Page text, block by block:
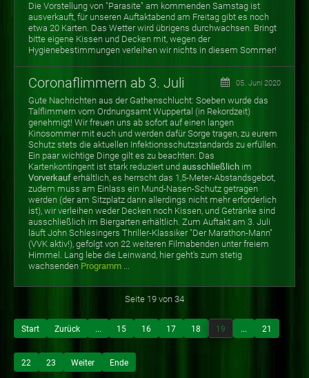
Die Vorstellung von "Parasite" am kommenden Samstag ist
ausverkauft, für unseren Auftaktabend am Freitag gibt es noch
etwa 20 Karten. Das Wetter wird übrigens durchwachsen. Bringt
bitte eigene Kissen und Decken mit, wegen der
Hygienebestimmungen verleihen wir nichts in diesem Sommer!
Coronaflimmern ab 3. Juli 05. Juni 2020
Gute Nachrichten aus der Gathenschlucht: Soeben wurde das
Talflimmern vom Ordnungsamt Wuppertal (in Rekordzeit)
genehmigt! Wir freuen uns ab sofort auf einen langen
Kinosommer mit euch und werden dafür Sorge tragen, zu eurem
Schutz stets die aktuellen Infektionsschutzstandards zu erfüllen.
Ein paar wichtige Dinge gilt es zu beachten: Das
Kartenkontingent ist stark reduziert und ausschließlich im
Vorverkauf erhältlich, es herrscht das 1,5-Meter-Abstandsgebot,
zudem muss am Einlass ein Mund-Nasen-Schutz getragen
werden (der am Sitzplatz dann allerdings nicht mehr erforderlich
ist), wir verleihen weder Decken noch Kissen, und Getränke sind
ausschließlich im Biergarten erhältlich. Zum Auftakt am 3. Juli
läuft John Schlesingers Thriller-Klassiker "Der Marathon-Mann"
(VVK aktiv!), gefolgt von 22 weiteren Filmabenden unter freiem
Himmel. Lang lebe die Leinwand, hier geht's zum stetig
wachsenden Programm ...
Seite 19 von 34
Start Zurück ... 15 16 17 18 19 ... 21
22 23 Weiter Ende